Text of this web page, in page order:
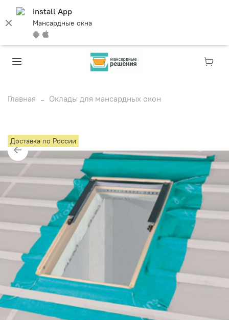
Install App
Мансардные окна
Главная Оклады для мансардных окон
Доставка по России